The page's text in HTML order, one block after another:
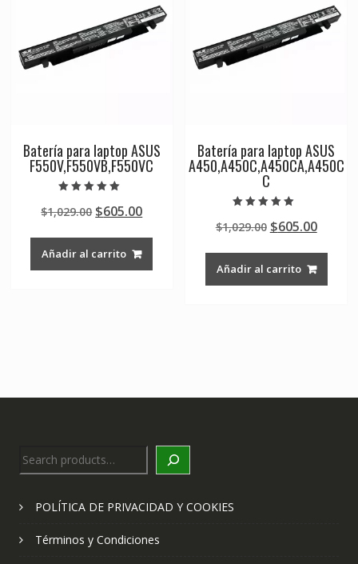
Batería para laptop ASUS
F550V,F550VB,F550VC
5.00
de 5
$1,029.00 Original
was:
$1,029.00.
$605.00Current
Añadir al carrito
Batería para laptop ASUS
A450,A450C,A450CA,A450C
C
5.00
de 5
$1,029.00 Original
was:
$1,029.00.
$605.00
Añadir al carrito
Search
POLÍTICA DE PRIVACIDAD Y COOKIES
Términos y Condiciones